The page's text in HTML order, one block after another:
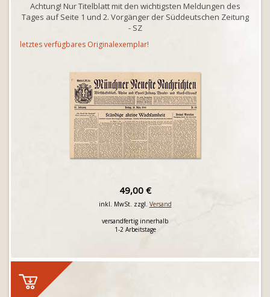
Achtung! Nur Titelblatt mit den wichtigsten Meldungen des
Tages auf Seite 1 und 2. Vorgänger der Süddeutschen Zeitung
- SZ
letztes verfügbares Originalexemplar!
49,00 €
inkl. MwSt. zzgl. Versand
versandfertig innerhalb
1-2 Arbeitstage